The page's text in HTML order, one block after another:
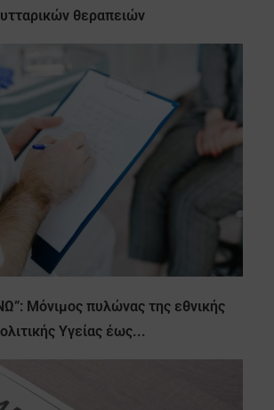
θεραπειών
Μόνιμος πυλώνας της εθνικής
Υγείας έως...